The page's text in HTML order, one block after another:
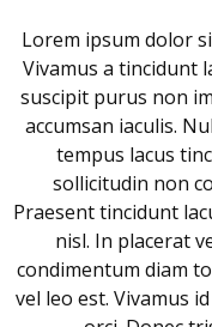
Lorem ipsum dolor
Vivamus a tincidunt
suscipit purus non
accumsan iaculis.
tempus lacus
sollicitudin non
Praesent tincidunt
nisl. In placerat
condimentum diam
vel leo est. Vivamus